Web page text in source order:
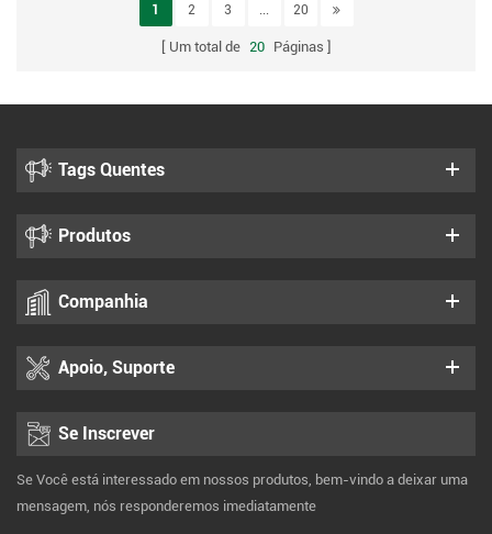
1 2 3 ... 20
Um total de 20 Páginas
Tags Quentes
Produtos
Companhia
Apoio, Suporte
Se Inscrever
Se Você está interessado em nossos produtos, bem-vindo a deixar uma
mensagem, nós responderemos imediatamente